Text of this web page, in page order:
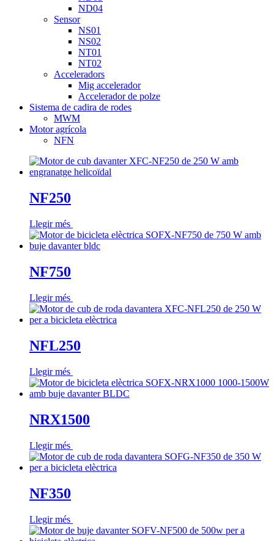
ND04
Sensor
NS01
NS02
NT01
NT02
Acceleradors
Mig accelerador
Accelerador de polze
Sistema de cadira de rodes
MWM
Motor agrícola
NFN
NF250
Llegir més
NF750
Llegir més
NFL250
Llegir més
NRX1500
Llegir més
NF350
Llegir més